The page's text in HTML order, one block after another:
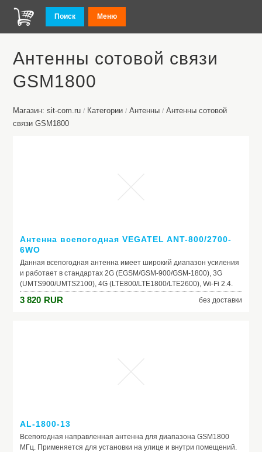
Поиск Меню
Антенны сотовой связи
GSM1800
Магазин: sit-com.ru / Категории / Антенны / Антенны сотовой
связи GSM1800
Антенна всепогодная VEGATEL ANT-800/2700-
6WO
Данная всепогодная антенна имеет широкий диапазон усиления
и работает в стандартах 2G (EGSM/GSM-900/GSM-1800), 3G
(UMTS900/UMTS2100), 4G (LTE800/LTE1800/LTE2600), Wi-Fi 2.4.
Антенна VEGATEL ANT-800/2700-6WO имеет высокий
коэффициент усиления (6 дБ) и круговую диаграмму
3 820 RUR без доставки
AL-1800-13
Всепогодная направленная антенна для диапазона GSM1800
МГц. Применяется для установки на улице и внутри помещений.